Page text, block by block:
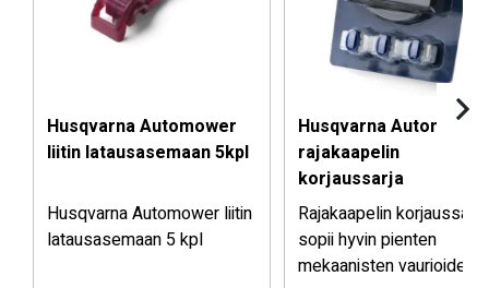
Husqvarna Automower
liitin latausasemaan 5kpl
Husqvarna Automower liitin
latausasemaan 5 kpl
Husqvarna Automower
rajakaapelin
korjaussarja
Rajakaapelin korjaussarja
sopii hyvin pienten
mekaanisten vaurioiden